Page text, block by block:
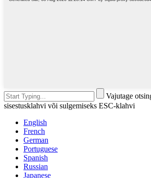
Vajutage
sisestusklahvi või sulgemiseks ESC-klahvi
English
French
German
Portuguese
Spanish
Russian
Japanese